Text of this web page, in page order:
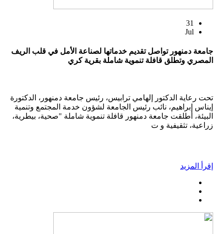
31
Jul
جامعة دمنهور تواصل تقديم خدماتها لصناعة الأمل في قلب الريف
المصري وتطلق قافلة تنموية شاملة بقرية كري
تحت رعاية الدكتور إلهامي ترابيس، رئيس جامعة دمنهور، الدكتورة
إيناس إبراهيم، نائب رئيس الجامعة لشؤون خدمة المجتمع وتنمية
البيئة، أطلقت جامعة دمنهور قافلة تنموية شاملة "صحية، بيطرية،
زراعية، تثقيفية و ت
إقرأ المزيد